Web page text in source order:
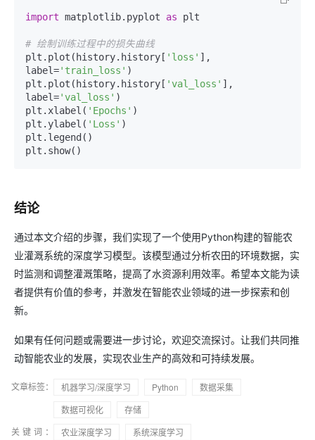
import matplotlib.pyplot as plt
# 绘制训练过程中的损失曲线
plt.plot(history.history[ 'loss' ],
label='train_loss' )
plt.plot(history.history[ 'val_loss' ],
label='val_loss' )
plt.xlabel( 'Epochs' )
plt.ylabel( 'Loss' )
plt.legend()
结论
通过本文介绍的步骤，我们实现了一个使用Python构建的智能农
业灌溉系统的深度学习模型。该模型通过分析农田的环境数据，实
时监测和调整灌溉策略，提高了水资源利用效率。希望本文能为读
者提供有价值的参考，并激发在智能农业领域的进一步探索和创
新。
如果有任何问题或需要进一步讨论，欢迎交流探讨。让我们共同推
动智能农业的发展，实现农业生产的高效和可持续发展。
文章标签： 机器学习/深度学习 Python
数据采集
数据可视化
存储
关键词：
农业深度学习
系统深度学习